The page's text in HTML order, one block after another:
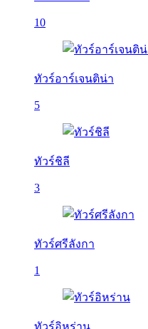
10
ทัวร์อาร์เจนติน่า
5
ทัวร์ชิลี
3
ทัวร์ศรีลังกา
1
ทัวร์อิหร่าน